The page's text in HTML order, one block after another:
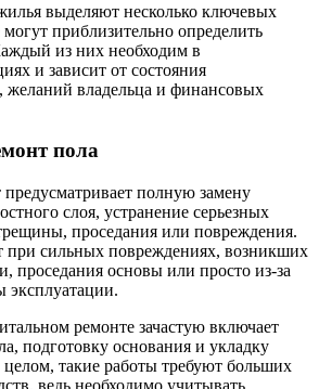
выделяют несколько ключевых
приблизительно определить
из них необходим в
и зависит от состояния
желаний владельца и финансовых
пола
полную замену
слоя, устранение серьезных
проседания или повреждения.
при сильных повреждениях, возникших
проседания основы или просто из-за
эксплуатации.
ремонте зачастую включает
подготовку основания и укладку
такие работы требуют больших
ведь необходимо учитывать